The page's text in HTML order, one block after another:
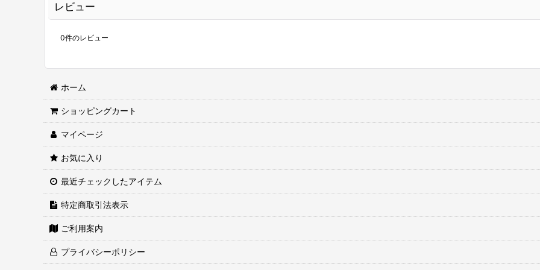
レビュー
0件のレビュー
ホーム
ショッピングカート
マイページ
お気に入り
最近チェックしたアイテム
特定商取引法表示
ご利用案内
プライバシーポリシー